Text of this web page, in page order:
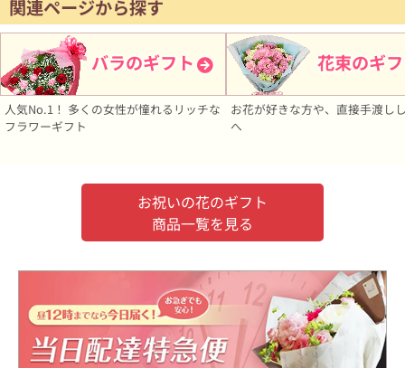
関連ページから探す
バラのギフト
人気No.1！ 多くの女性が憧れるリッチな
フラワーギフト
花束のギ
お花が好きな方や、直接手渡し
へ
お祝いの花のギフト
商品一覧を見る